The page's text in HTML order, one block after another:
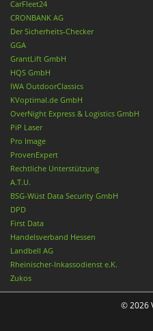
CarFleet24
CRONBANK AG
Der Sicherheits-Checker
GGA
GrantLift GmbH
HQS GmbH
IWA OutdoorClassics
KVoptimal.de GmbH
OverNight Express & Logistics GmbH
PiP Laser
Pro Image
ProvenExpert
Rechtliche Unterstützung
A.T.U.
BSG-Wüst Data Security GmbH
DPD
First Data
Handelsverband Hessen
Landbell AG
Rheinischer-Inkassodienst e.K.
Zukos
© 2026